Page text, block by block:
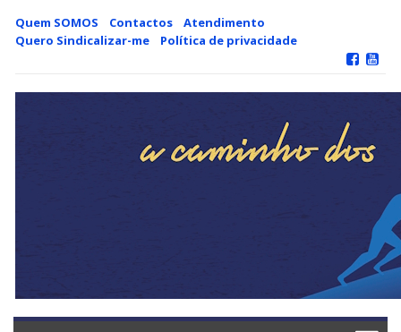
Skip
content
Quem SOMOS Contactos
Atendimento
Quero Sindicalizar-me
Política de privacidade